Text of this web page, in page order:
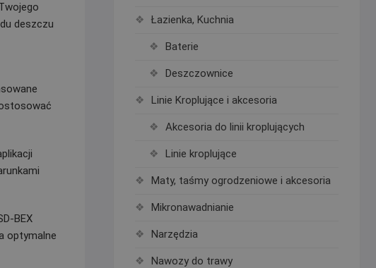
deszczu
BEX
optymalne
Łazienka, Kuchnia
Baterie
Deszczownice
Linie Kroplujące i akcesoria
Akcesoria do linii kroplujących
Linie kroplujące
Maty, taśmy ogrodzeniowe i akcesoria
Mikronawadnianie
Narzędzia
Nawozy do trawy